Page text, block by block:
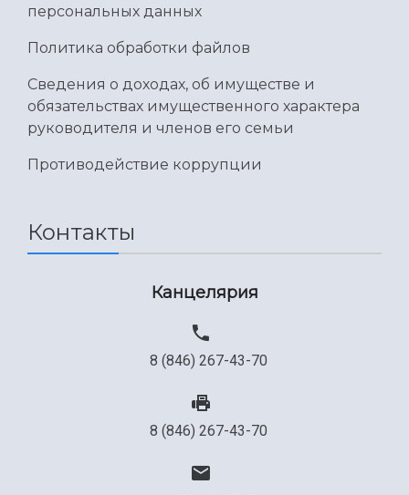
персональных данных
Политика обработки файлов
Сведения о доходах, об имуществе и
обязательствах имущественного характера
руководителя и членов его семьи
Противодействие коррупции
Контакты
Канцелярия
8 (846) 267-43-70
8 (846) 267-43-70